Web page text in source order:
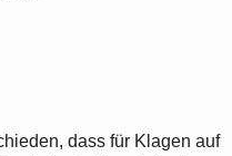
dass für Klagen auf